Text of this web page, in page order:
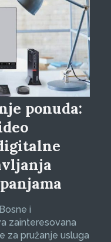
ponuda:
i
zainteresovana
za pružanje usluga